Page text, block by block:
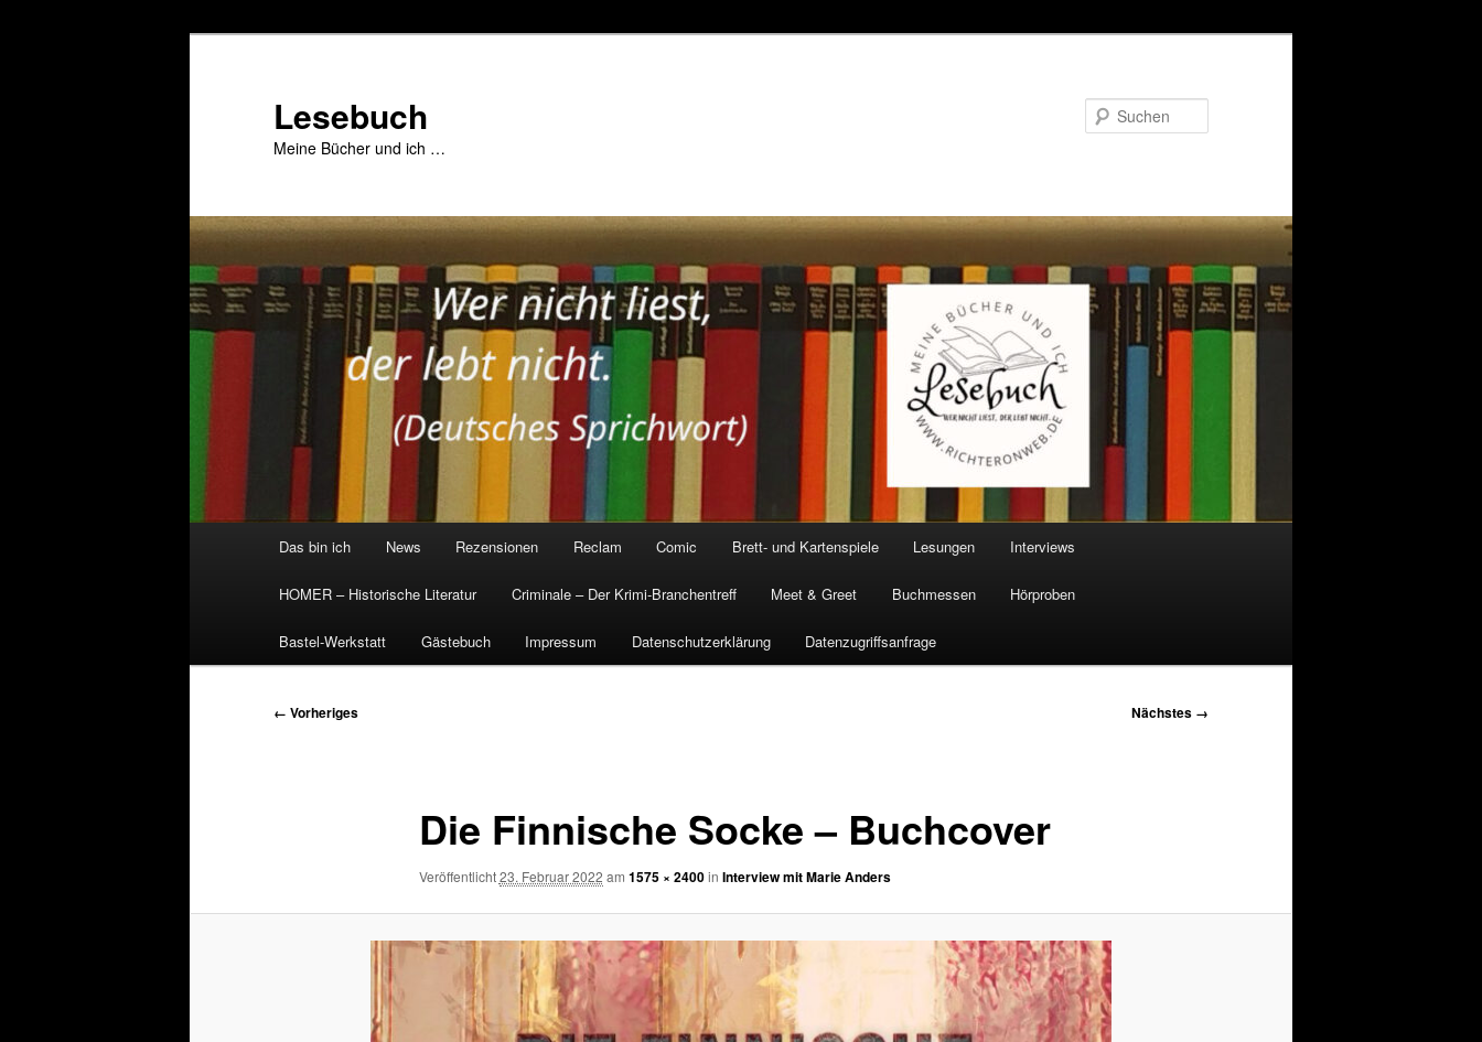
Lesebuch
Meine Bücher und ich …
Das bin ich News Rezensionen Reclam Comic Brett- und Kartenspiele Lesungen Interviews
HOMER – Historische Literatur Criminale – Der Krimi-Branchentreff Meet & Greet Buchmessen Hörproben
Bastel-Werkstatt Gästebuch Impressum Datenschutzerklärung Datenzugriffsanfrage
Bilder-
← Vorheriges Nächstes →
Die Finnische Socke – Buchcover
Veröffentlicht23. Februar 2022 am 1575 × 2400in Interview mit Marie Anders